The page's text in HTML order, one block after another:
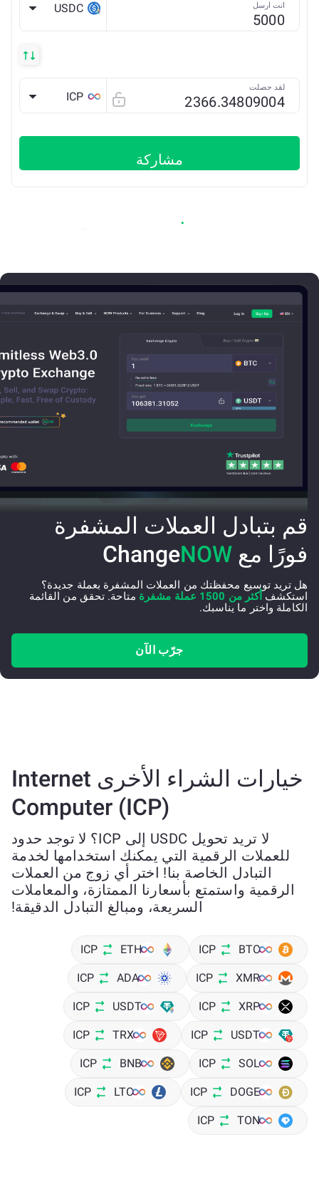
انت ارسل USDC
لقد حصلت
ICP
مشاركة
قم بتبادل العملات المشفرة
فورًا مع Change NOW
هل تريد توسيع محفظتك من العملات المشفرة بعملة جديدة؟
استكشف أكثر من 1500 عملة مشفرة
متاحة. تحقق من القائمة
الكاملة واختر ما يناسبك.
جرّب الآن
خيارات الشراء الأخرى Internet
Computer (ICP)
لا تريد تحويل USDC إلى ICP؟ لا توجد حدود
للعملات الرقمية التي يمكنك استخدامها لخدمة
التبادل الخاصة بنا! اختر أي زوج من العملات
الرقمية واستمتع بأسعارنا الممتازة، والمعاملات
السريعة، ومبالغ التبادل الدقيقة!
BTC
ICP
ETH
ICP
XMR
ICP
ADA
ICP
XRP
ICP
USDT
ICP
USDT
ICP
TRX
ICP
SOL
ICP
BNB
ICP
DOGE
ICP
LTC
ICP
TON
ICP